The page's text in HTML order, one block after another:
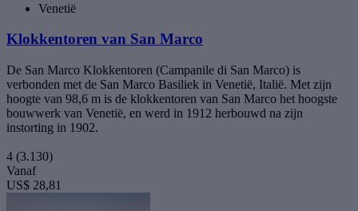
Venetië
Klokkentoren van San Marco
De San Marco Klokkentoren (Campanile di San Marco) is
verbonden met de San Marco Basiliek in Venetië, Italië. Met zijn
hoogte van 98,6 m is de klokkentoren van San Marco het hoogste
bouwwerk van Venetië, en werd in 1912 herbouwd na zijn
instorting in 1902.
4 (3.130)
Vanaf
US$ 28,81